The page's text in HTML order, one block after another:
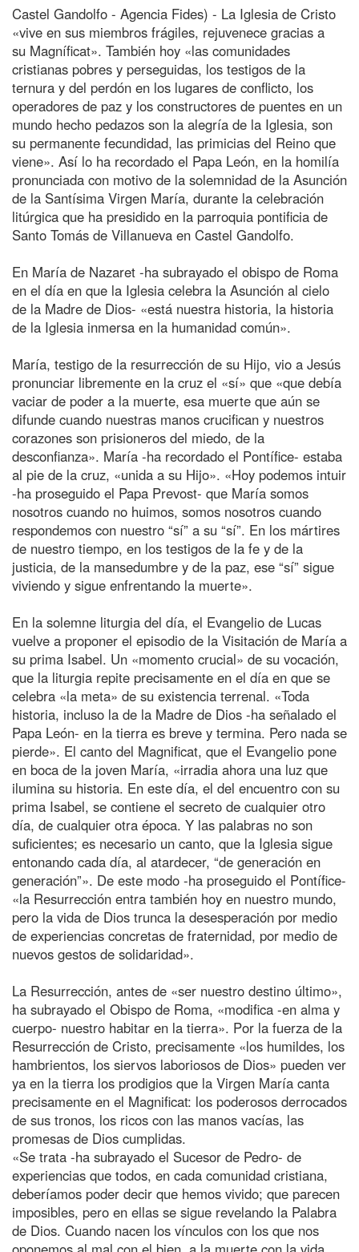
Castel Gandolfo - Agencia Fides) - La Iglesia de Cristo
«vive en sus miembros frágiles, rejuvenece gracias a
su Magníficat». También hoy «las comunidades
cristianas pobres y perseguidas, los testigos de la
ternura y del perdón en los lugares de conflicto, los
operadores de paz y los constructores de puentes en un
mundo hecho pedazos son la alegría de la Iglesia, son
su permanente fecundidad, las primicias del Reino que
viene». Así lo ha recordado el Papa León, en la homilía
pronunciada con motivo de la solemnidad de la Asunción
de la Santísima Virgen María, durante la celebración
litúrgica que ha presidido en la parroquia pontificia de
Santo Tomás de Villanueva en Castel Gandolfo.
En María de Nazaret -ha subrayado el obispo de Roma
en el día en que la Iglesia celebra la Asunción al cielo
de la Madre de Dios- «está nuestra historia, la historia
de la Iglesia inmersa en la humanidad común».
María, testigo de la resurrección de su Hijo, vio a Jesús
pronunciar libremente en la cruz el «sí» que «que debía
vaciar de poder a la muerte, esa muerte que aún se
difunde cuando nuestras manos crucifican y nuestros
corazones son prisioneros del miedo, de la
desconfianza». María -ha recordado el Pontífice- estaba
al pie de la cruz, «unida a su Hijo». «Hoy podemos intuir
-ha proseguido el Papa Prevost- que María somos
nosotros cuando no huimos, somos nosotros cuando
respondemos con nuestro “sí” a su “sí”. En los mártires
de nuestro tiempo, en los testigos de la fe y de la
justicia, de la mansedumbre y de la paz, ese “sí” sigue
viviendo y sigue enfrentando la muerte».
En la solemne liturgia del día, el Evangelio de Lucas
vuelve a proponer el episodio de la Visitación de María a
su prima Isabel. Un «momento crucial» de su vocación,
que la liturgia repite precisamente en el día en que se
celebra «la meta» de su existencia terrenal. «Toda
historia, incluso la de la Madre de Dios -ha señalado el
Papa León- en la tierra es breve y termina. Pero nada se
pierde». El canto del Magnificat, que el Evangelio pone
en boca de la joven María, «irradia ahora una luz que
ilumina su historia. En este día, el del encuentro con su
prima Isabel, se contiene el secreto de cualquier otro
día, de cualquier otra época. Y las palabras no son
suficientes; es necesario un canto, que la Iglesia sigue
entonando cada día, al atardecer, “de generación en
generación”». De este modo -ha proseguido el Pontífice-
«la Resurrección entra también hoy en nuestro mundo,
pero la vida de Dios trunca la desesperación por medio
de experiencias concretas de fraternidad, por medio de
nuevos gestos de solidaridad».
La Resurrección, antes de «ser nuestro destino último»,
ha subrayado el Obispo de Roma, «modifica -en alma y
cuerpo- nuestro habitar en la tierra». Por la fuerza de la
Resurrección de Cristo, precisamente «los humildes, los
hambrientos, los siervos laboriosos de Dios» pueden ver
ya en la tierra los prodigios que la Virgen María canta
precisamente en el Magnificat: los poderosos derrocados
de sus tronos, los ricos con las manos vacías, las
promesas de Dios cumplidas.
«Se trata -ha subrayado el Sucesor de Pedro- de
experiencias que todos, en cada comunidad cristiana,
deberíamos poder decir que hemos vivido; que parecen
imposibles, pero en ellas se sigue revelando la Palabra
de Dios. Cuando nacen los vínculos con los que nos